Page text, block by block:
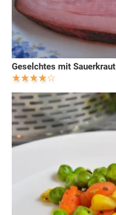
Geselchtes mit Sauerkraut